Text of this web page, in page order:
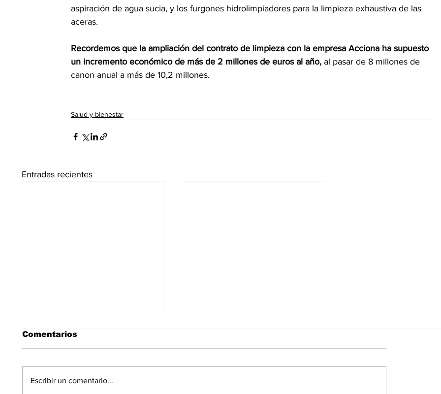
aspiración de agua sucia, y los furgones hidrolimpiadores para la limpieza exhaustiva de las
aceras.
Recordemos que la ampliación del contrato de limpieza con la empresa Acciona ha supuesto
un incremento económico de más de 2 millones de euros al año, al pasar de 8 millones de
canon anual a más de 10,2 millones.
Salud y bienestar
Entradas recientes
Comentarios
Escribir un comentario...